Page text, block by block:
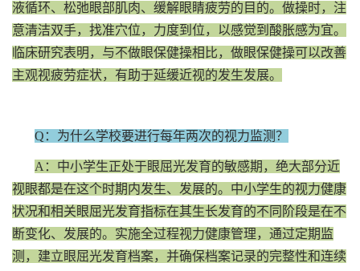
液循环、松弛眼部肌肉、缓解眼睛疲劳的目的。做操时，注
意清洁双手，找准穴位，力度到位，以感觉到酸胀感为宜。
临床研究表明，与不做眼保健操相比，做眼保健操可以改善
主观视疲劳症状，有助于延缓近视的发生发展。
Q：为什么学校要进行每年两次的视力监测？
A：中小学生正处于眼屈光发育的敏感期，绝大部分近
视眼都是在这个时期内发生、发展的。中小学生的视力健康
状况和相关眼屈光发育指标在其生长发育的不同阶段是在不
断变化、发展的。实施全过程视力健康管理，通过定期监
测，建立眼屈光发育档案，并确保档案记录的完整性和连续